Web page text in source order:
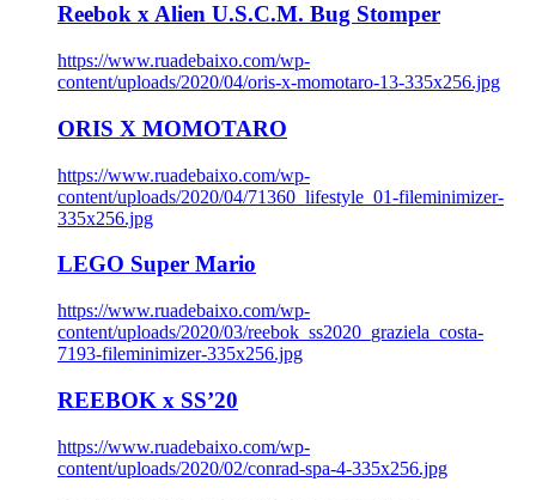
Reebok x Alien U.S.C.M. Bug Stomper
https://www.ruadebaixo.com/wp-
content/uploads/2020/04/oris-x-momotaro-13-335x256.jpg
ORIS X MOMOTARO
https://www.ruadebaixo.com/wp-
content/uploads/2020/04/71360_lifestyle_01-fileminimizer-
335x256.jpg
LEGO Super Mario
https://www.ruadebaixo.com/wp-
content/uploads/2020/03/reebok_ss2020_graziela_costa-
7193-fileminimizer-335x256.jpg
REEBOK x SS’20
https://www.ruadebaixo.com/wp-
content/uploads/2020/02/conrad-spa-4-335x256.jpg